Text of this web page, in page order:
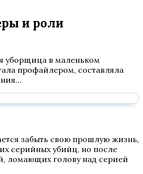
и роли
уборщица в маленьком
профайлером, составляла
забыть свою прошлую жизнь,
серийных убийц, но после
ломающих голову над серией